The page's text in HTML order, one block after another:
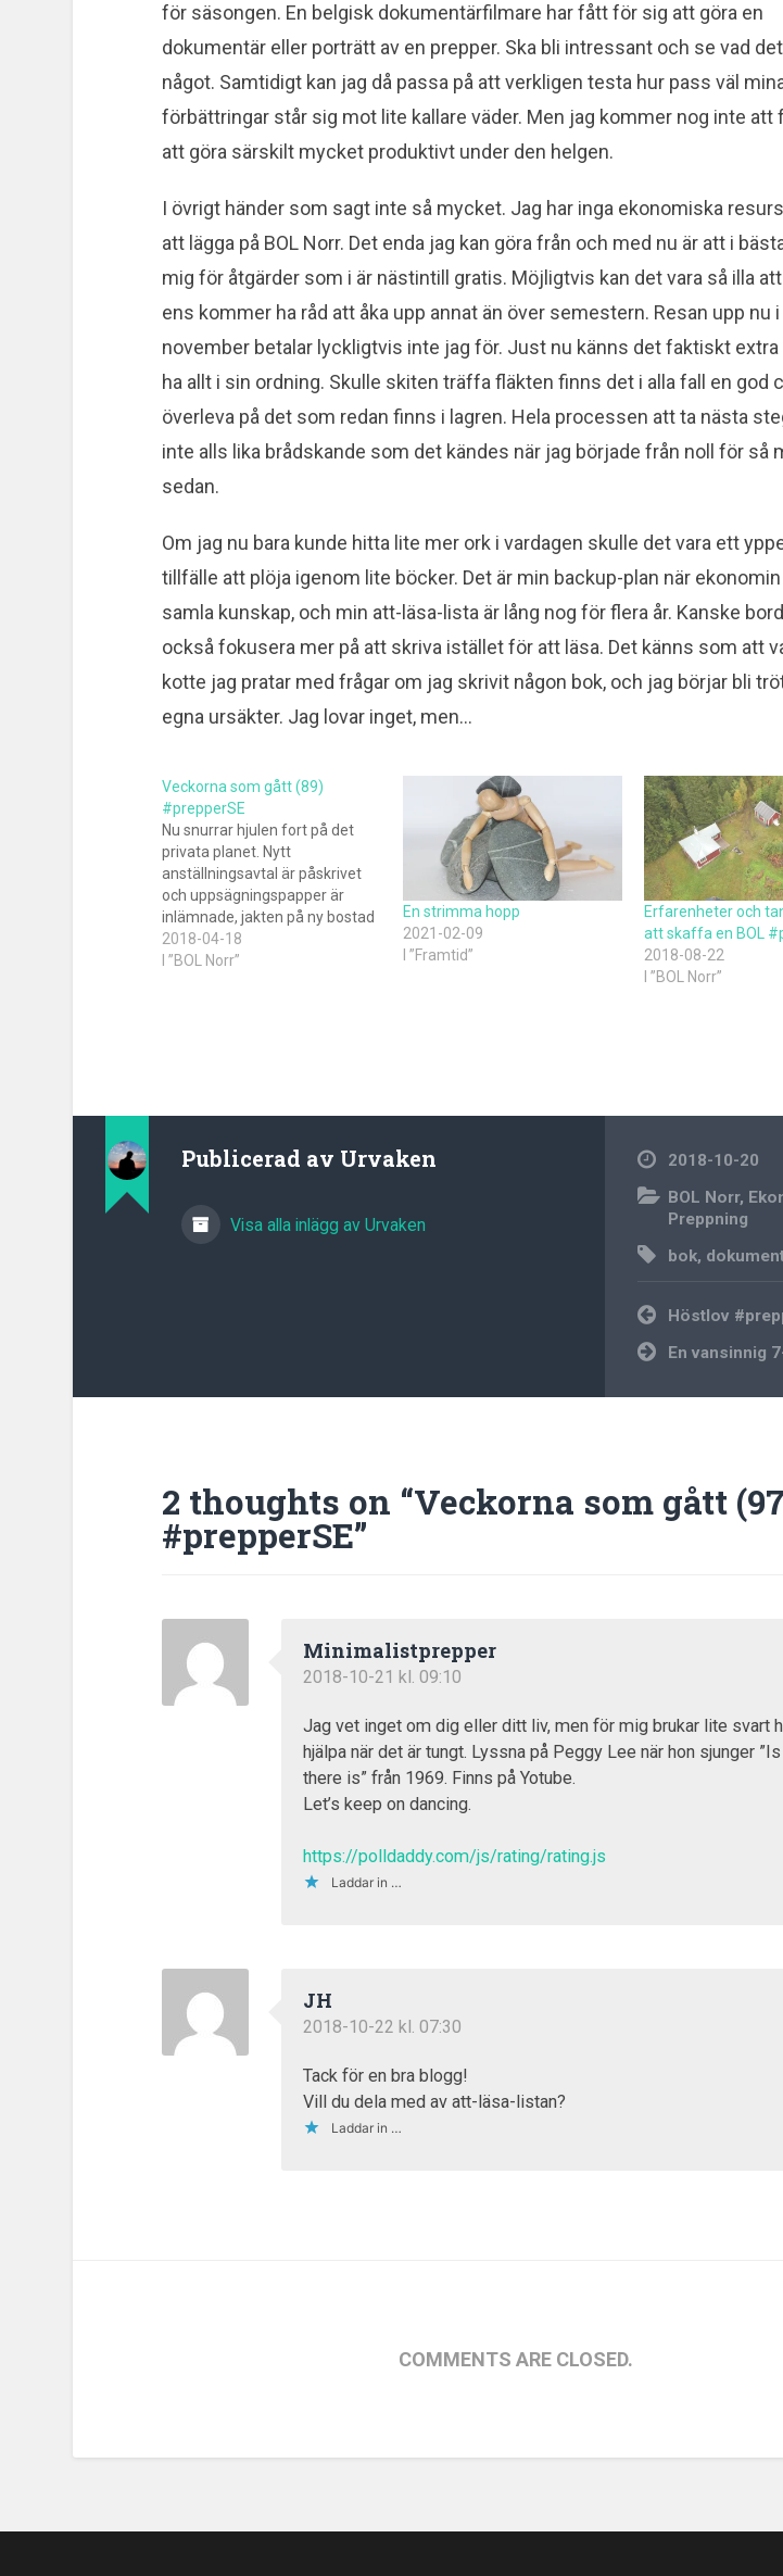
för säsongen. En belgisk dokumentärfilmare har fått för sig att göra en
dokumentär eller porträtt av en prepper. Ska bli intressant och se vad
något. Samtidigt kan jag då passa på att verkligen testa hur pass väl
förbättringar står sig mot lite kallare väder. Men jag kommer nog inte att
att göra särskilt mycket produktivt under den helgen.
I övrigt händer som sagt inte så mycket. Jag har inga ekonomiska
att lägga på BOL Norr. Det enda jag kan göra från och med nu är att i
mig för åtgärder som i är nästintill gratis. Möjligtvis kan det vara så illa
ens kommer ha råd att åka upp annat än över semestern. Resan upp nu i
november betalar lyckligtvis inte jag för. Just nu känns det faktiskt
ha allt i sin ordning. Skulle skiten träffa fläkten finns det i alla fall en god
överleva på det som redan finns i lagren. Hela processen att ta nästa
inte alls lika brådskande som det kändes när jag började från noll för så
sedan.
Om jag nu bara kunde hitta lite mer ork i vardagen skulle det vara ett
tillfälle att plöja igenom lite böcker. Det är min backup-plan när
samla kunskap, och min att-läsa-lista är lång nog för flera år. Kanske
också fokusera mer på att skriva istället för att läsa. Det känns som att
kotte jag pratar med frågar om jag skrivit någon bok, och jag börjar bli
egna ursäkter. Jag lovar inget, men…
Veckorna som gått (89)
#prepperSE
Nu snurrar hjulen fort på det
privata planet. Nytt
anställningsavtal är påskrivet
och uppsägningspapper är
inlämnade, jakten på ny bostad
har intensifierats. Samtidigt är
det högtryck på jobbet med en
2018-04-18
I ”BOL Norr”
En strimma hopp
2021-02-09
I ”Framtid”
Erfarenheter och
att skaffa en BOL
2018-08-22
I ”BOL Norr”
Publicerad av Urvaken
Visa alla inlägg av Urvaken
2018-10-20
BOL Norr,
Preppning
bok,
Höstlov
En vansinnig
2 thoughts on “Veckorna som gått
#prepperSE”
Minimalistprepper
2018-10-21 kl. 09:10
Jag vet inget om dig eller ditt liv, men för mig brukar lite svart
hjälpa när det är tungt. Lyssna på Peggy Lee när hon sjunger ”Is
there is” från 1969. Finns på Yotube.
Let’s keep on dancing.
https://polldaddy.com/js/rating/rating.js
Laddar in …
JH
2018-10-22 kl. 07:30
Tack för en bra blogg!
Vill du dela med av att-läsa-listan?
Laddar in …
COMMENTS ARE CLOSED.